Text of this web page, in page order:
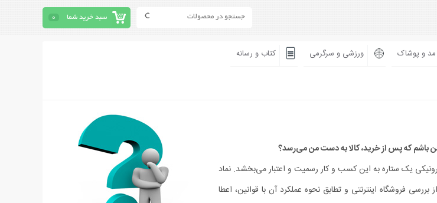
سبد خرید شما 0
مد و پوشاک ورزشی و سرگرمی کتاب و رسانه
یک ستاره به این کسب و کار رسمیت و اعتبار می‏‌بخشد. نماد
فروشگاه اینترنتی و تطابق نحوه عملکرد آن با قوانین، اعطا